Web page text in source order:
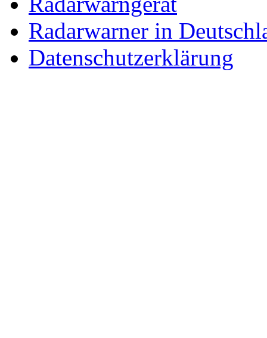
Radarwarner in
Datenschutzerklärung